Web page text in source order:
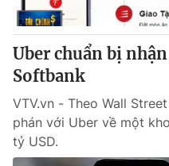
Uber chuẩn bị
Softbank
VTV.vn - Theo Wall
phán với Uber về một
tỷ USD.